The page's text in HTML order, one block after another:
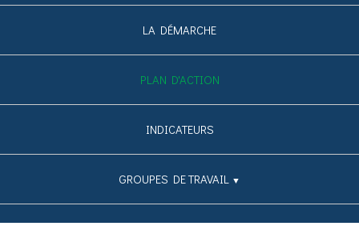
LA DÉMARCHE
PLAN D'ACTION
INDICATEURS
GROUPES DE TRAVAIL ▼